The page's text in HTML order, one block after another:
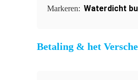
Markeren: Waterdicht
Betaling & het